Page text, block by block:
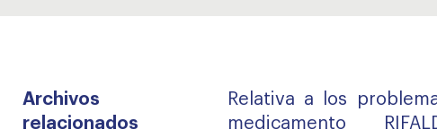
Archivos
relacionados
Relativa a los
medicamento